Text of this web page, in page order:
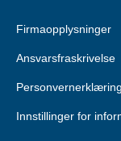
Firmaopplysninger
Ansvarsfraskrivelse
Personvernerklæring
Innstillinger for